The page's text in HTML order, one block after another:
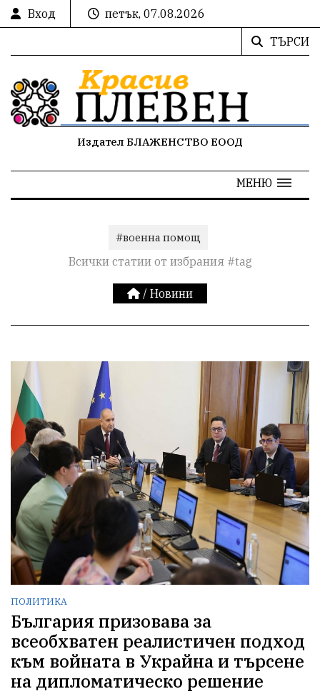
Вход
петък, 07.08.2026
ТЪРСИ
Издател БЛАЖЕНСТВО ЕООД
МЕНЮ
#военна помощ
Всички статии от избрания #tag
/ Новини
ПОЛИТИКА
България призовава за
всеобхватен реалистичен подход
към войната в Украйна и търсене
на дипломатическо решение